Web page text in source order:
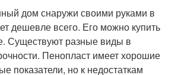
дом снаружи своими руками в
дешевле всего. Его можно купить
Существуют разные виды в
Пенопласт имеет хорошие
показатели, но к недостаткам